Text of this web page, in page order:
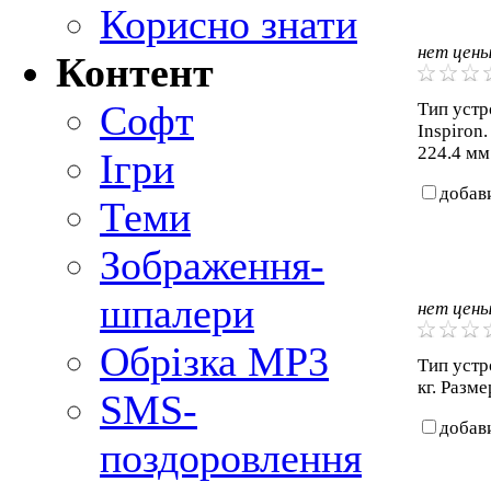
Корисно знати
Контент
Софт
Ігри
Теми
Зображення-
шпалери
Обрізка MP3
SMS-
поздоровлення
нет
Тип
Inspiron.
224.4
нет
Тип
кг.